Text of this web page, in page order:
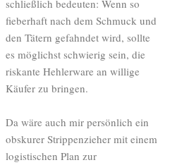
schließlich bedeuten: Wenn so
fieberhaft nach dem Schmuck und
den Tätern gefahndet wird, sollte
es möglichst schwierig sein, die
riskante Hehlerware an willige
Käufer zu bringen.
Da wäre auch mir persönlich ein
obskurer Strippenzieher mit einem
logistischen Plan zur